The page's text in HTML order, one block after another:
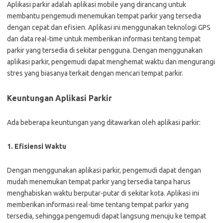
Aplikasi parkir adalah aplikasi mobile yang dirancang untuk
membantu pengemudi menemukan tempat parkir yang tersedia
dengan cepat dan efisien. Aplikasi ini menggunakan teknologi GPS
dan data real-time untuk memberikan informasi tentang tempat
parkir yang tersedia di sekitar pengguna. Dengan menggunakan
aplikasi parkir, pengemudi dapat menghemat waktu dan mengurangi
stres yang biasanya terkait dengan mencari tempat parkir.
Keuntungan Aplikasi Parkir
Ada beberapa keuntungan yang ditawarkan oleh aplikasi parkir:
1. Efisiensi Waktu
Dengan menggunakan aplikasi parkir, pengemudi dapat dengan
mudah menemukan tempat parkir yang tersedia tanpa harus
menghabiskan waktu berputar-putar di sekitar kota. Aplikasi ini
memberikan informasi real-time tentang tempat parkir yang
tersedia, sehingga pengemudi dapat langsung menuju ke tempat